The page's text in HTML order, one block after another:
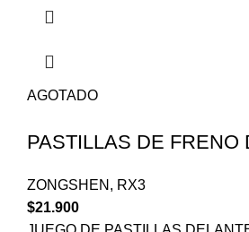
AGOTADO
PASTILLAS DE FRENO
ZONGSHEN , RX3
$21.900